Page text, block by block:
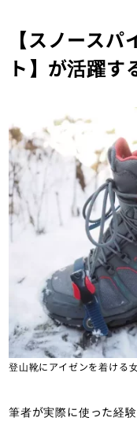
【スノース
ト】が活躍す
登山靴にアイゼンを着ける
筆者が実際に使った経